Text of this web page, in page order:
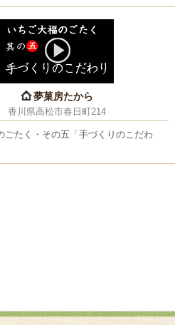
夢菓房たから
香川県高松市春日町214
ごたく・その五「手づくりのこだわ